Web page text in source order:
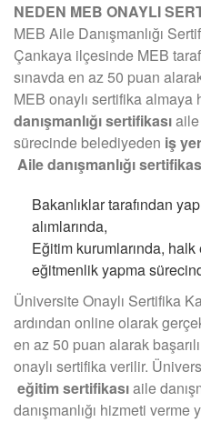
NEDEN MEB ONAYLI
MEB Aile Danışmanlığı
Çankaya ilçesinde MEB
sınavda en az 50 puan
MEB onaylı sertifika almaya
danışmanlığı sertifikasıaile
sürecinde belediyeden iş
Aile danışmanlığı
Bakanlıklar tarafından
alımlarında,
Eğitim kurumlarında,
eğitmenlik yapma
Üniversite Onaylı Sertifika
ardından online olarak
en az 50 puan alarak
onaylı sertifika verilir.
eğitim sertifikasıaile
danışmanlığı hizmeti verme